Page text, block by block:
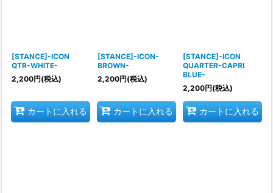
[STANCE]-ICON
QTR-WHITE-
2,200円(税込)
カートに入れる
[STANCE]-ICON-
BROWN-
2,200円(税込)
カートに入れる
[STANCE]-ICON
QUARTER-CAPRI
BLUE-
2,200円(税込)
カートに入れる